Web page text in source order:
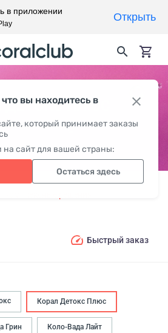
вы находитесь в
который принимает заказы
сайт для вашей страны:
Остаться здесь
ДЕТОКС ПЛЮС
Быстрый заказ
Корал Детокс Плюс
Грин Коло-Вада Лайт
в приложении Открыть